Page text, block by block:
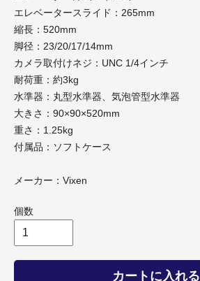
エレベータースライド：265mm
縮長：520mm
脚径：23/20/17/14mm
カメラ取付けネジ：UNC 1/4インチ
耐荷重：約3kg
水準器：丸型水準器、気泡管型水準器
大きさ：90×90×520mm
重さ：1.25kg
付属品：ソフトケース
メーカー：Vixen
個数
カートに入れる